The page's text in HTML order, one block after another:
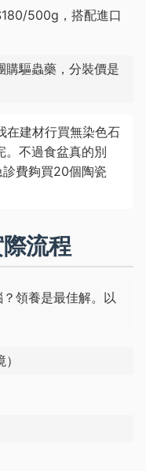
500g，搭配進口
購驅蟲藥，分裝價是
在建材行買無染色石
不過食盆真的別
費夠買20個陶瓷
流程
領養是最佳解。以